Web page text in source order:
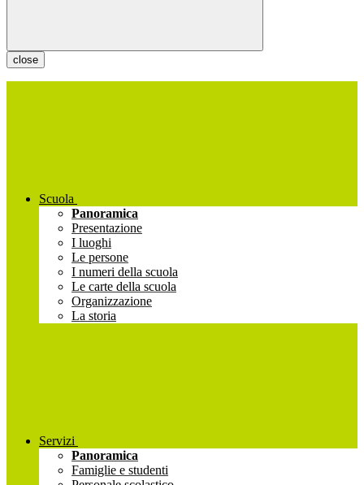
close
Scuola
Panoramica
Presentazione
I luoghi
Le persone
I numeri della scuola
Le carte della scuola
Organizzazione
La storia
Servizi
Panoramica
Famiglie e studenti